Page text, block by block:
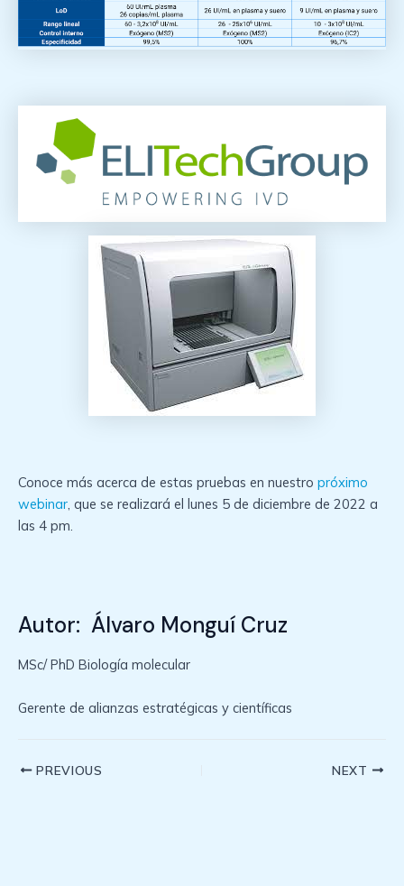
Conoce más acerca de estas pruebas en nuestro próximo
webinar, que se realizará el lunes 5 de diciembre de 2022 a
las 4 pm.
Autor: Álvaro Monguí Cruz
MSc/ PhD Biología molecular
Gerente de alianzas estratégicas y científicas
PostPREVIOUS NEXT